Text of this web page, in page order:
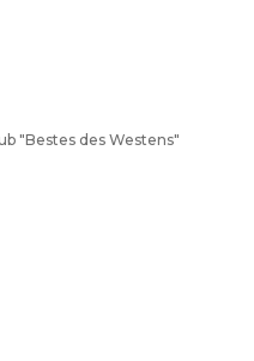
"Bestes des Westens"